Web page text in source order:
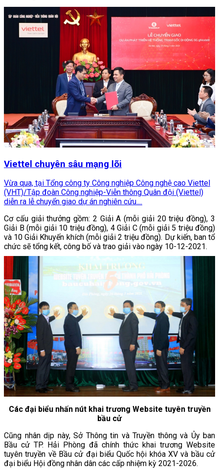
Viettel chuyên sâu mạng lõi
Vừa qua, tại Tổng công ty Công nghiệp Công nghệ cao Viettel
(VHT)/Tập đoàn Công nghiệp-Viễn thông Quân đội (Viettel)
diễn ra lễ chuyển giao dự án nghiên cứu....
Cơ cấu giải thưởng gồm: 2 Giải A (mỗi giải 20 triệu đồng), 3
Giải B (mỗi giải 10 triệu đồng), 4 Giải C (mỗi giải 5 triệu đồng)
và 10 Giải Khuyến khích (mỗi giải 2 triệu đồng). Dự kiến, ban tổ
chức sẽ tổng kết, công bố và trao giải vào ngày 10-12-2021.
Các đại biểu nhấn nút khai trương Website tuyên truyền
bầu cử
Cũng nhân dịp này, Sở Thông tin và Truyền thông và Ủy ban
Bầu cử TP. Hải Phòng đã chính thức khai trương Website
tuyên truyền về Bầu cử đại biểu Quốc hội khóa XV và bầu cử
đại biểu Hội đồng nhân dân các cấp nhiệm kỳ 2021-2026.